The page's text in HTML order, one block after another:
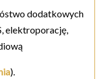
dodatkowych
elektroporację,
).